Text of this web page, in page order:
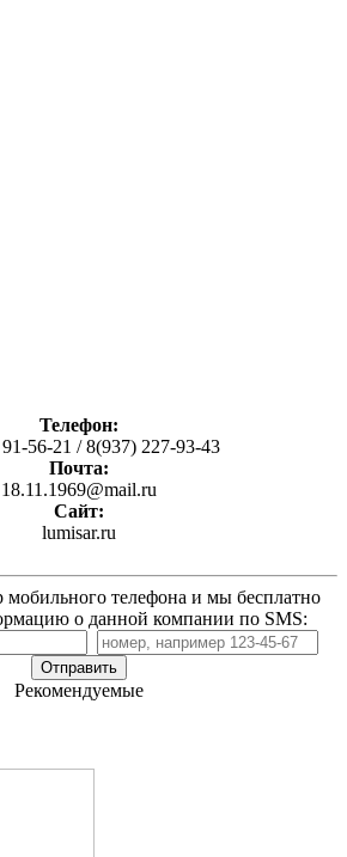
Телефон:
56-21 / 8(937) 227-93-43
Почта:
18.11.1969@mail.ru
Сайт:
lumisar.ru
телефона и мы бесплатно
о данной компании по SMS:
Рекомендуемые